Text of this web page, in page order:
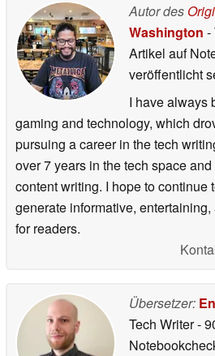
Autor des
Washington -
Artikel auf
veröffentlicht
I have always
gaming and technology, which
pursuing a career in the tech
over 7 years in the tech space
content writing. I hope to continue
generate informative,
for readers.
Übersetzer:
Tech Writer-